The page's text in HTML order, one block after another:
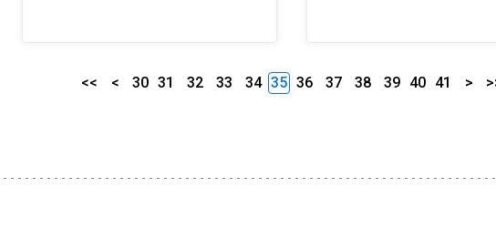
<< < 30 31 32 33 34 35 36 37 38 39 40 41 >